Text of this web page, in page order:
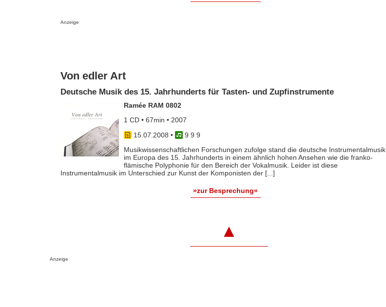
Anzeige
Von edler Art
Deutsche Musik des 15. Jahrhunderts für Tasten- und Zupfinstrumente
Ramée RAM 0802
1 CD • 67min • 2007
15.07.2008 •
9 9 9
Musikwissenschaftlichen Forschungen zufolge stand die deutsche Instrumentalmusik
im Europa des 15. Jahrhunderts in einem ähnlich hohen Ansehen wie die franko-
flämische Polyphonie für den Bereich der Vokalmusik. Leider ist diese
Instrumentalmusik im Unterschied zur Kunst der Komponisten der [...]
»zur Besprechung«
▲
Anzeige